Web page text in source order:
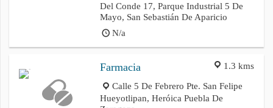
Del Conde 17, Parque Industrial 5 De
Mayo, San Sebastián De Aparicio
N/a
1.3 kms
Farmacia
Calle 5 De Febrero Pte. San Felipe
Hueyotlipan, Heróica Puebla De